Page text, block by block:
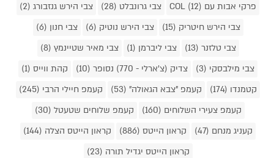
פרקי אבות עם COL (12)
צבי גרונבלט (28)
צבי הירש גנזבורג (2)
צבי הירש חיטריק (15)
צבי הירש נוטיק (6)
צבי חנון (6)
צבי טלזנר (13)
צבי ליברמן (1)
צבי מאיר שטיינמץ (8)
צבי מילבסקי (3)
צדיק (צ'ארלי - 770) נסופר (10)
קהת ווייס (1)
קטמנדו (174)
קעמפ "צבא הגאולה" (53)
קעמפ חיילי הרבי (245)
קעמפ צעירי השלוחים (160)
קעמפ שלוחים שטעטל (30)
קעניג מנחם (47)
קראון הייטס (886)
קראון הייטס הצלה (144)
קראון הייטס יגדיל תורה (23)